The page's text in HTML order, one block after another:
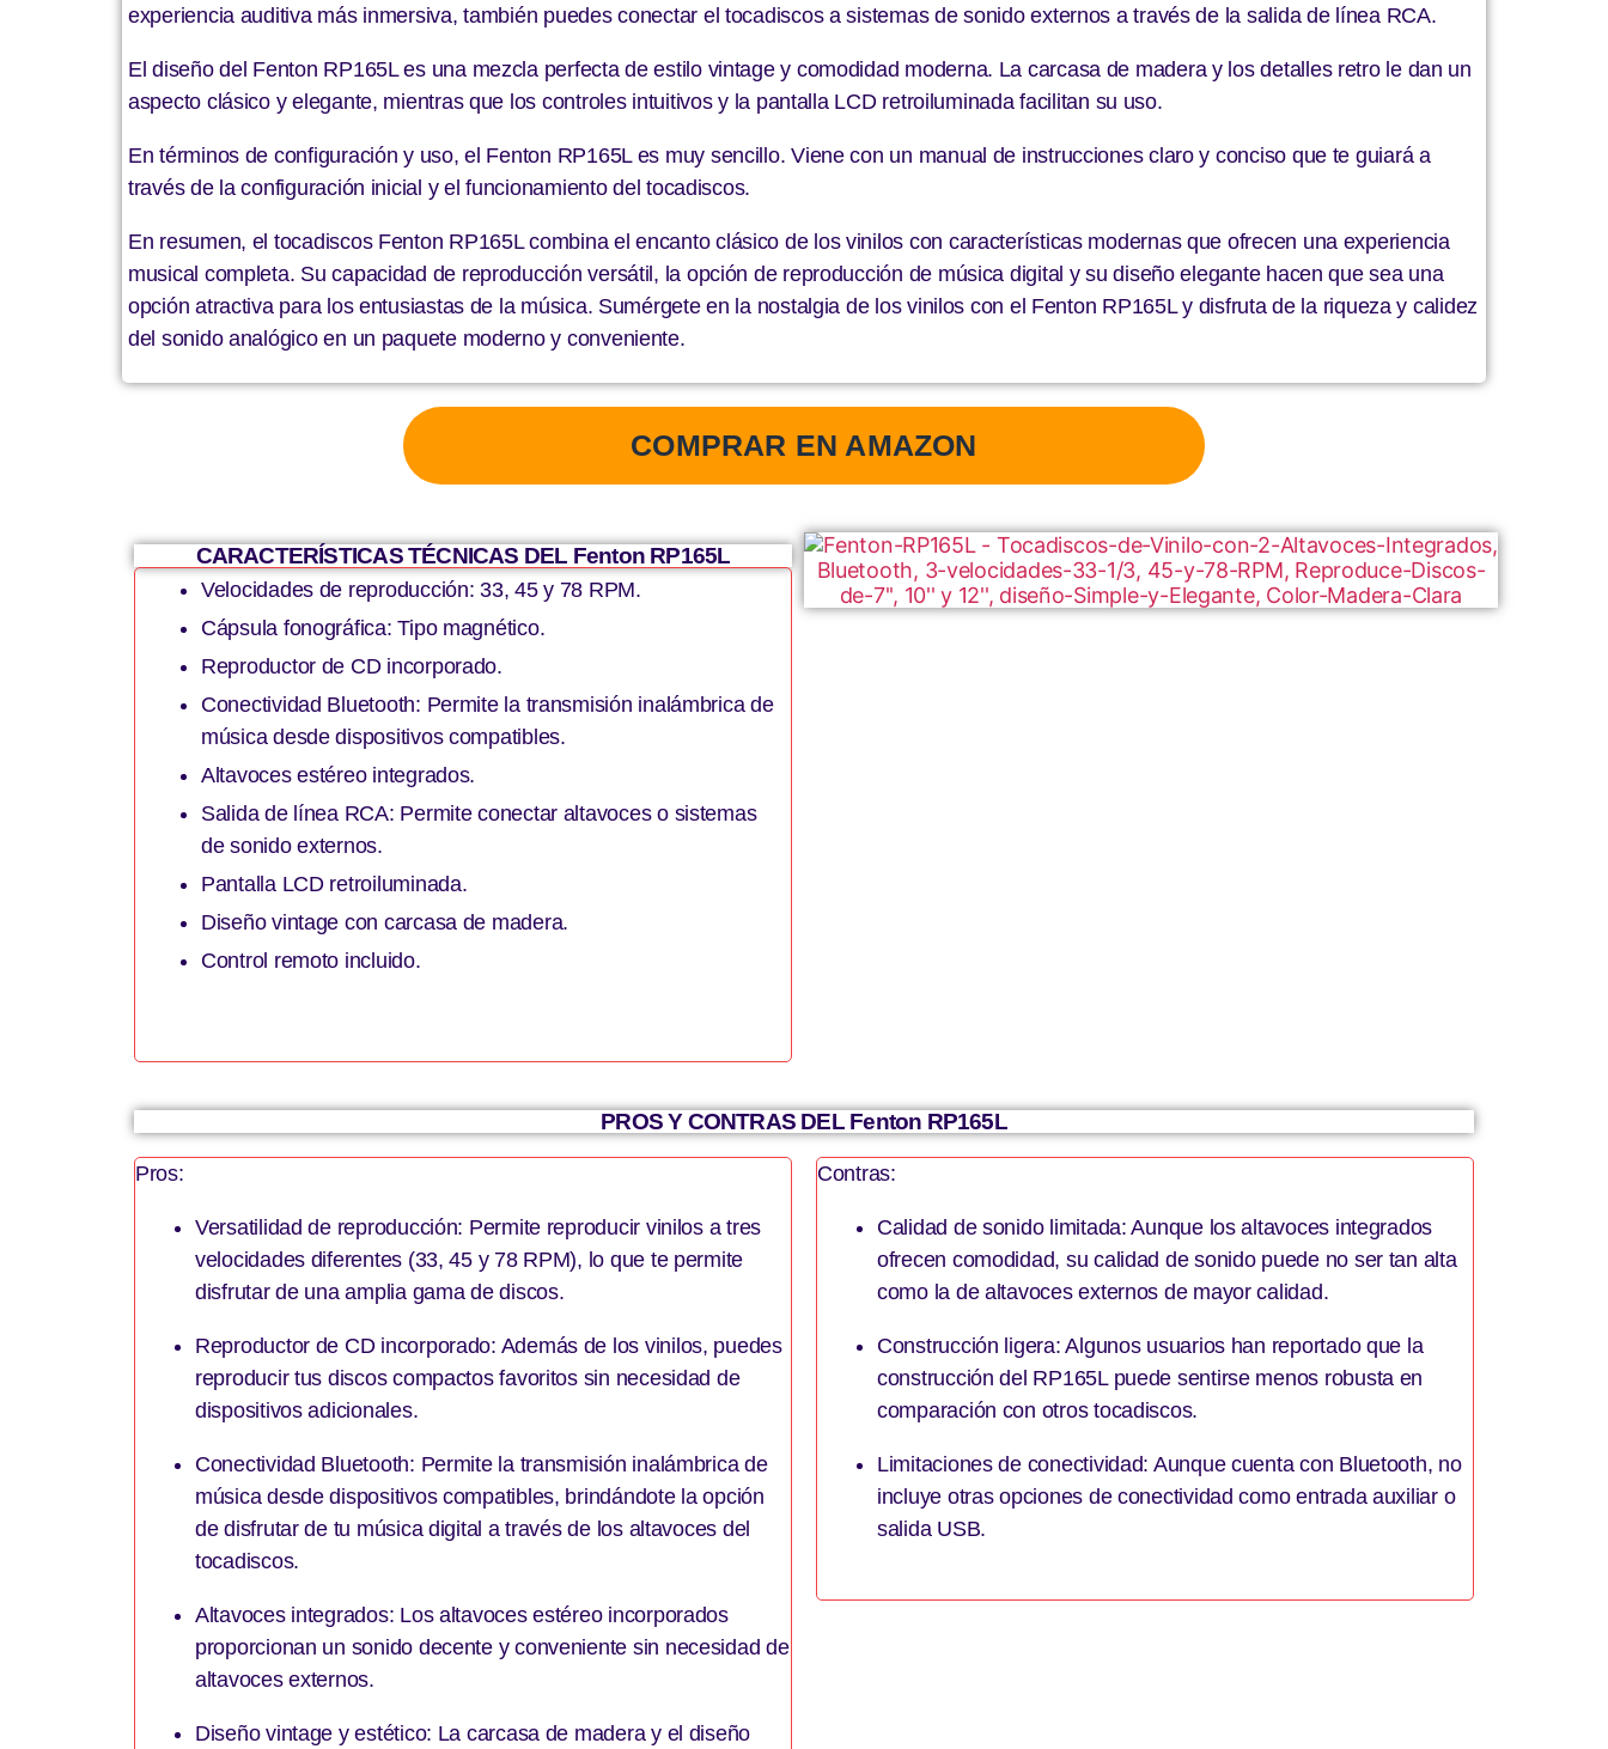
experiencia auditiva más inmersiva, también puedes conectar el tocadiscos a sistemas de sonido externos a través de la salida de línea RCA.
El diseño del Fenton RP165L es una mezcla perfecta de estilo vintage y comodidad moderna. La carcasa de madera y los detalles retro le dan un
aspecto clásico y elegante, mientras que los controles intuitivos y la pantalla LCD retroiluminada facilitan su uso.
En términos de configuración y uso, el Fenton RP165L es muy sencillo. Viene con un manual de instrucciones claro y conciso que te guiará a
través de la configuración inicial y el funcionamiento del tocadiscos.
En resumen, el tocadiscos Fenton RP165L combina el encanto clásico de los vinilos con características modernas que ofrecen una experiencia
musical completa. Su capacidad de reproducción versátil, la opción de reproducción de música digital y su diseño elegante hacen que sea una
opción atractiva para los entusiastas de la música. Sumérgete en la nostalgia de los vinilos con el Fenton RP165L y disfruta de la riqueza y calidez
del sonido analógico en un paquete moderno y conveniente.
COMPRAR EN AMAZON
CARACTERÍSTICAS TÉCNICAS DEL Fenton RP165L
Velocidades de reproducción: 33, 45 y 78 RPM.
Cápsula fonográfica: Tipo magnético.
Reproductor de CD incorporado.
Conectividad Bluetooth: Permite la transmisión inalámbrica de
música desde dispositivos compatibles.
Altavoces estéreo integrados.
Salida de línea RCA: Permite conectar altavoces o sistemas
de sonido externos.
Pantalla LCD retroiluminada.
Diseño vintage con carcasa de madera.
Control remoto incluido.
PROS Y CONTRAS DEL Fenton RP165L
Pros:
Versatilidad de reproducción: Permite reproducir vinilos a tres
velocidades diferentes (33, 45 y 78 RPM), lo que te permite
disfrutar de una amplia gama de discos.
Reproductor de CD incorporado: Además de los vinilos, puedes
reproducir tus discos compactos favoritos sin necesidad de
dispositivos adicionales.
Conectividad Bluetooth: Permite la transmisión inalámbrica de
música desde dispositivos compatibles, brindándote la opción
de disfrutar de tu música digital a través de los altavoces del
tocadiscos.
Altavoces integrados: Los altavoces estéreo incorporados
proporcionan un sonido decente y conveniente sin necesidad de
altavoces externos.
Diseño vintage y estético: La carcasa de madera y el diseño
Contras:
Calidad de sonido limitada: Aunque los altavoces integrados
ofrecen comodidad, su calidad de sonido puede no ser tan alta
como la de altavoces externos de mayor calidad.
Construcción ligera: Algunos usuarios han reportado que la
construcción del RP165L puede sentirse menos robusta en
comparación con otros tocadiscos.
Limitaciones de conectividad: Aunque cuenta con Bluetooth, no
incluye otras opciones de conectividad como entrada auxiliar o
salida USB.